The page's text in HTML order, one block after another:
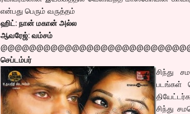
என்பது பெரும் வருத்தம்
ஹிட்: நான் மகான் அல்ல
ஆவரேஜ்: வம்சம்
செப்டம்பர்
சிந்து
படங்கள்
சிந்து